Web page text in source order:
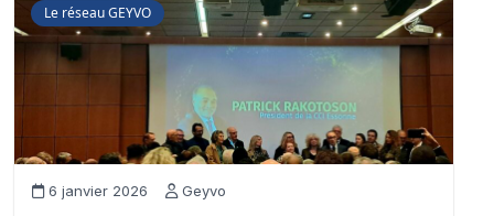
Le réseau GEYVO
6 janvier 2026 Geyvo